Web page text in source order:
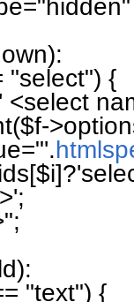
"select") {
' <select
($f->
.
[$i]?
;
;
"text") {